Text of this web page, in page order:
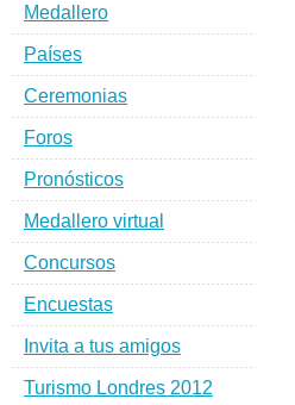
Medallero
Países
Ceremonias
Foros
Pronósticos
Medallero virtual
Concursos
Encuestas
Invita a tus amigos
Turismo Londres 2012